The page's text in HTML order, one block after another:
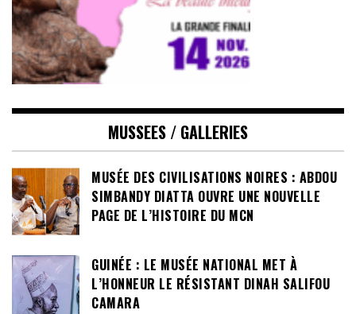
MUSSEES / GALLERIES
MUSÉE DES CIVILISATIONS NOIRES : ABDOU
SIMBANDY DIATTA OUVRE UNE NOUVELLE
PAGE DE L’HISTOIRE DU MCN
GUINÉE : LE MUSÉE NATIONAL MET À
L’HONNEUR LE RÉSISTANT DINAH SALIFOU
CAMARA